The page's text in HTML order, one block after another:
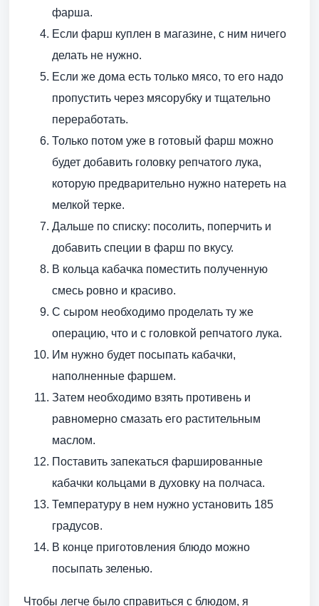
фарша.
Если фарш куплен в магазине, с ним ничего
делать не нужно.
Если же дома есть только мясо, то его надо
пропустить через мясорубку и тщательно
переработать.
Только потом уже в готовый фарш можно
будет добавить головку репчатого лука,
которую предварительно нужно натереть на
мелкой терке.
Дальше по списку: посолить, поперчить и
добавить специи в фарш по вкусу.
В кольца кабачка поместить полученную
смесь ровно и красиво.
С сыром необходимо проделать ту же
операцию, что и с головкой репчатого лука.
Им нужно будет посыпать кабачки,
наполненные фаршем.
Затем необходимо взять противень и
равномерно смазать его растительным
маслом.
Поставить запекаться фаршированные
кабачки кольцами в духовку на полчаса.
Температуру в нем нужно установить 185
градусов.
В конце приготовления блюдо можно
посыпать зеленью.
Чтобы легче было справиться с блюдом, я